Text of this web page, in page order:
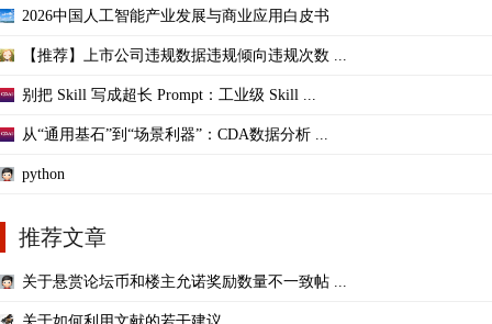
2026中国人工智能产业发展与商业应用白皮书
【推荐】上市公司违规数据违规倾向违规次数 ...
别把 Skill 写成超长 Prompt：工业级 Skill ...
从“通用基石”到“场景利器”：CDA数据分析 ...
python
推荐文章
关于悬赏论坛币和楼主允诺奖励数量不一致帖 ...